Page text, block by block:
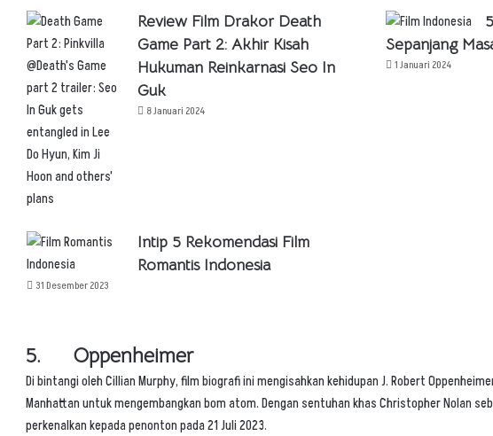
Review Film Drakor Death
Game Part 2: Akhir Kisah
Hukuman Reinkarnasi Seo In
Guk
8 Januari 2024
Sepanjang
1 Januari 2024
Intip 5 Rekomendasi Film
Romantis Indonesia
31 Desember 2023
5. Oppenheimer
Di bintangi oleh Cillian Murphy, film biografi ini mengisahkan kehidupan J. Robert
Manhattan untuk mengembangkan bom atom. Dengan sentuhan khas Christopher Nolan
perkenalkan kepada penonton pada 21 Juli 2023.